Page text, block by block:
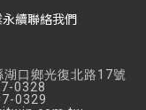
永續聯絡我們
湖口鄉光復北路17號
0328
0329